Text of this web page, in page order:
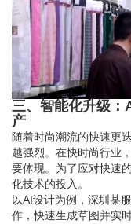
三、智能化升级：
产
随着时尚潮流的快速更
越强烈。在快时尚行业
要体现。为了应对快速
化技术的投入。
以AI设计为例，深圳某
作，快速生成草图并实